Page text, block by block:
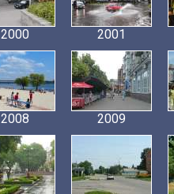
2000 2001
2008 2009